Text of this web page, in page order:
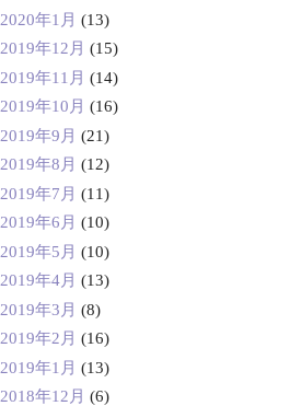
2020年1月 (13)
2019年12月 (15)
2019年11月 (14)
2019年10月 (16)
2019年9月 (21)
2019年8月 (12)
2019年7月 (11)
2019年6月 (10)
2019年5月 (10)
2019年4月 (13)
2019年3月 (8)
2019年2月 (16)
2019年1月 (13)
2018年12月 (6)